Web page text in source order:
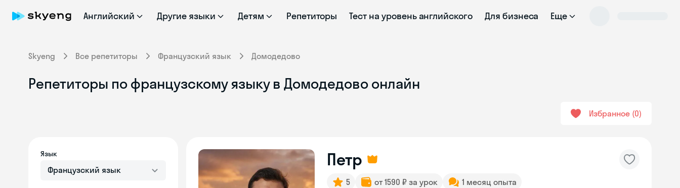
Английский Другие языки Детям Репетиторы Тест на уровень английского Для бизнеса Еще
Skyeng Все репетиторы Французский язык Домодедово
Репетиторы по французскому языку в Домодедово онлайн
Избранное 0
Язык
Французский язык
Петр
5 от 1590 ₽ за урок 1 месяц опыта